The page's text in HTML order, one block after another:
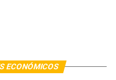
ECONÓMICOS